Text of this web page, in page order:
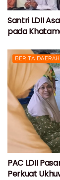
Santri LDII
pada
BERITA DAERAH
PAC LDII
Perkuat